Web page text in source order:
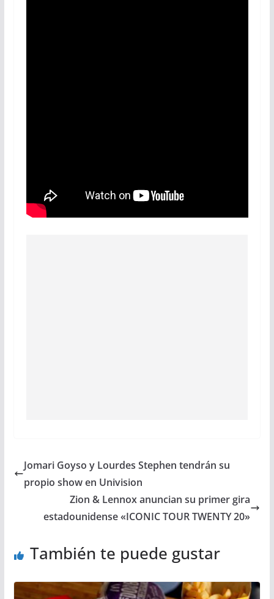
Jomari Goyso y Lourdes Stephen tendrán su
propio show en Univision
Zion & Lennox anuncian su primer gira
estadounidense «ICONIC TOUR TWENTY 20»
También te puede gustar